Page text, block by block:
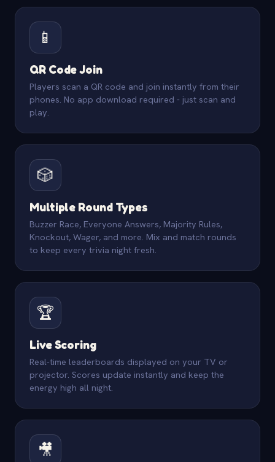
📱
QR Code Join
Players scan a QR code and join instantly from their
phones. No app download required - just scan and
play.
🎲
Multiple Round Types
Buzzer Race, Everyone Answers, Majority Rules,
Knockout, Wager, and more. Mix and match rounds
to keep every trivia night fresh.
🏆
Live Scoring
Real-time leaderboards displayed on your TV or
projector. Scores update instantly and keep the
energy high all night.
🎥